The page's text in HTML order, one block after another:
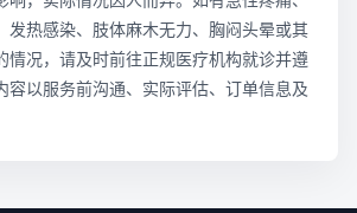
发热感染、肢体麻木无力、胸闷头晕或其
情况，请及时前往正规医疗机构就诊并遵
容以服务前沟通、实际评估、订单信息及